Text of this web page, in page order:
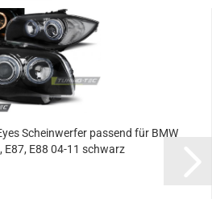
Scheinwerfer passend für BMW
E87, E88 04-11 schwarz